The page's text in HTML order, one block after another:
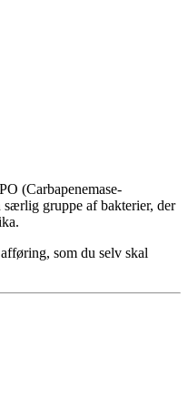
(Carbapenemase-
særlig gruppe af bakterier, der
som du selv skal